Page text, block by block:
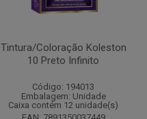
Tintura/Coloração Koleston
10 Preto Infinito
Código: 194013
Embalagem: Unidade
Caixa contém 12 unidade(s)